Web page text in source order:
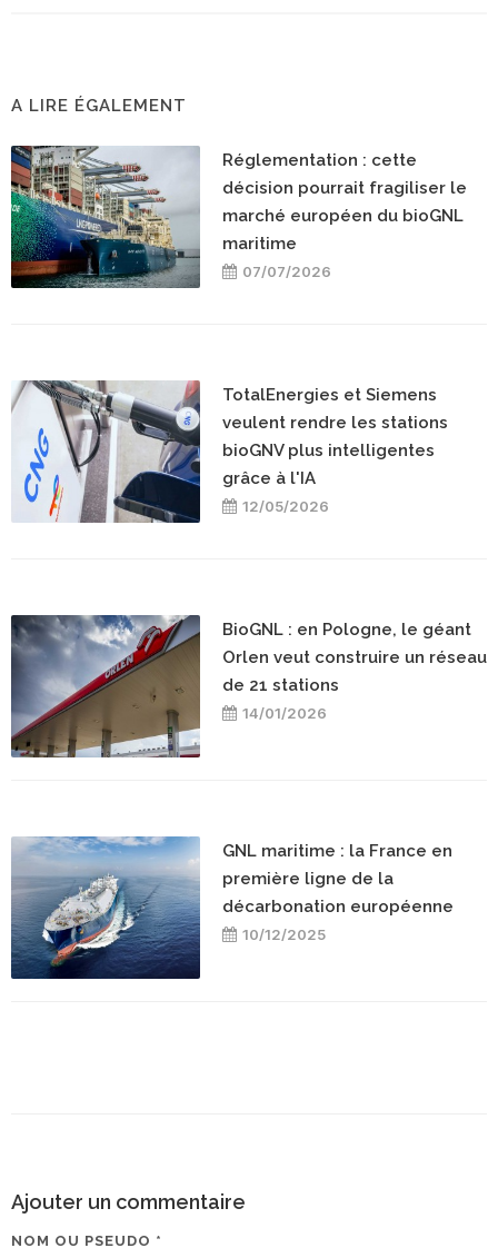
A LIRE ÉGALEMENT
Réglementation : cette
décision pourrait fragiliser le
marché européen du bioGNL
maritime
07/07/2026
TotalEnergies et Siemens
veulent rendre les stations
bioGNV plus intelligentes
grâce à l'IA
12/05/2026
BioGNL : en Pologne, le géant
Orlen veut construire un réseau
de 21 stations
14/01/2026
GNL maritime : la France en
première ligne de la
décarbonation européenne
10/12/2025
Ajouter un commentaire
NOM OU PSEUDO *